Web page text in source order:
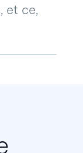
et ce,